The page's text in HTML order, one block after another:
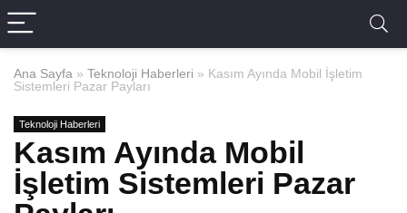
Ana Sayfa » Teknoloji Haberleri » Kasım Ayında Mobil İşletim
Sistemleri Pazar Payları
Teknoloji Haberleri
Kasım Ayında Mobil
İşletim Sistemleri Pazar